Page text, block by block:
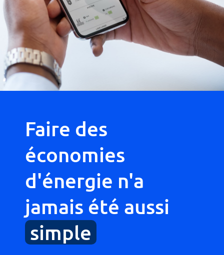
Faire des
économies
d'énergie n'a
jamais été aussi
simple